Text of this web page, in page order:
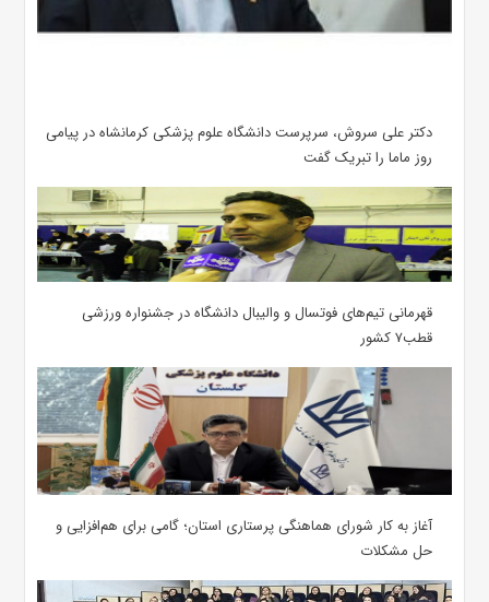
دکتر علی سروش، سرپرست دانشگاه علوم پزشکی کرمانشاه در پیامی
روز ماما را تبریک گفت
قهرمانی تیم‌های فوتسال و والیبال دانشگاه در جشنواره ورزشی
قطب۷ کشور
آغاز به کار شورای هماهنگی پرستاری استان؛ گامی برای هم‌افزایی و
حل مشکلات